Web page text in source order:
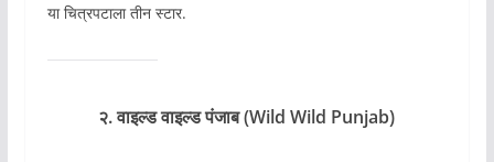
या चित्रपटाला तीन स्टार.
२. वाइल्ड वाइल्ड पंजाब (Wild Wild Punjab)